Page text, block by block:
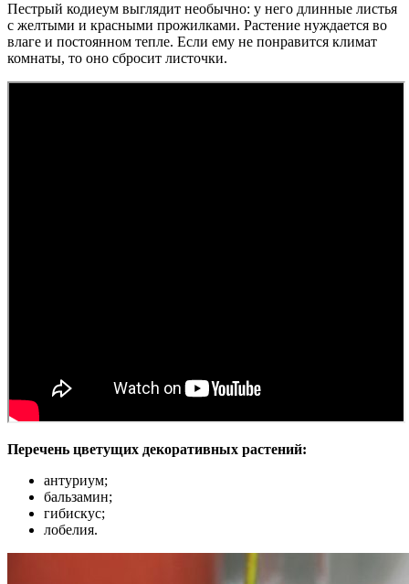
Пестрый кодиеум выглядит необычно: у него длинные листья
с желтыми и красными прожилками. Растение нуждается во
влаге и постоянном тепле. Если ему не понравится климат
комнаты, то оно сбросит листочки.
Перечень цветущих декоративных растений:
антуриум;
бальзамин;
гибискус;
лобелия.